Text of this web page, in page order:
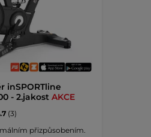
inSPORTline
- 2.jakost AKCE
(3)
přizpůsobením.